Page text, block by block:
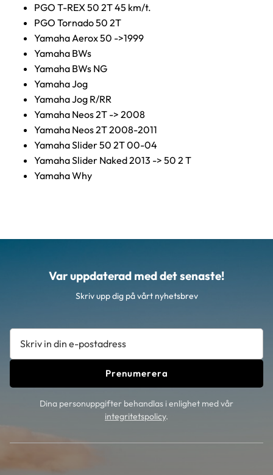
PGO T-REX 50 2T 45 km/t.
PGO Tornado 50 2T
Yamaha Aerox 50 ->1999
Yamaha BWs
Yamaha BWs NG
Yamaha Jog
Yamaha Jog R/RR
Yamaha Neos 2T -> 2008
Yamaha Neos 2T 2008-2011
Yamaha Slider 50 2T 00-04
Yamaha Slider Naked 2013 -> 50 2 T
Yamaha Why
Var uppdaterad med det senaste!
Skriv upp dig på vårt nyhetsbrev
Prenumerera
Dina personuppgifter behandlas i enlighet med vår
integritetspolicy.